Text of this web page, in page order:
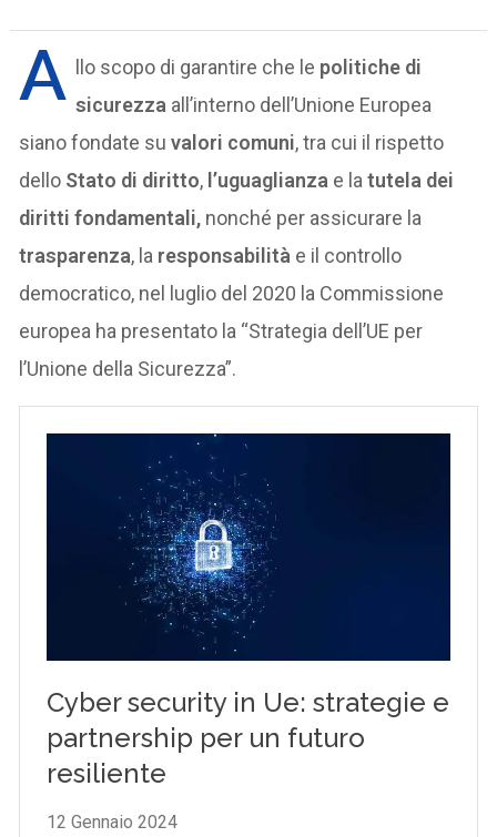
A llo scopo di garantire che le politiche di
sicurezza all’interno dell’Unione Europea
siano fondate suvalori comuni, tra cui il rispetto
dello Stato di diritto, l’uguaglianza e latutela dei
diritti fondamentali, nonché per assicurare la
trasparenza, la responsabilità e il controllo
democratico, nel luglio del 2020 la Commissione
europea ha presentato la “Strategia dell’UE per
l’Unione della Sicurezza”.